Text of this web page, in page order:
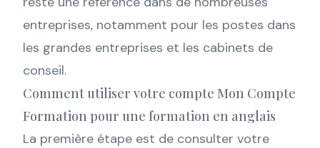
entreprises, notamment pour les postes dans
les grandes entreprises et les cabinets de
conseil.
Comment utiliser votre compte Mon Compte
Formation pour une formation en anglais
La première étape est de consulter votre